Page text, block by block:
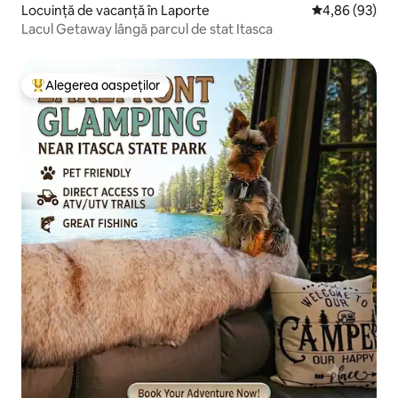
Locuință de vacanță în Laporte Scor mediu
4,86 (93)
Lacul Getaway lângă parcul de stat Itasca
Locuință din topul categoriei Alegerea oaspeților
Alegerea oaspeților